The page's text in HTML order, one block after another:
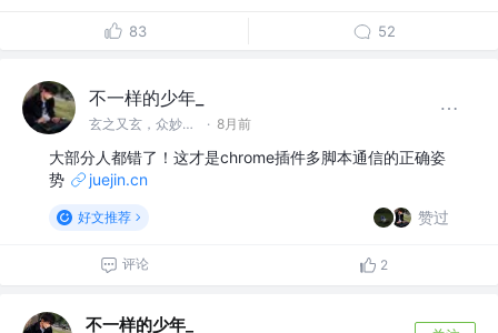
83 52
不一样的少年_
玄之又玄，众妙之门 · 8月前
大部分人都错了！这才是chrome插件多脚本通信的正确姿
势
juejin.cn
好文推荐 赞过
评论 2
不一样的少年_